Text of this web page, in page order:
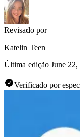
Revisado por
Katelin Teen
Última edição June
Verificado por